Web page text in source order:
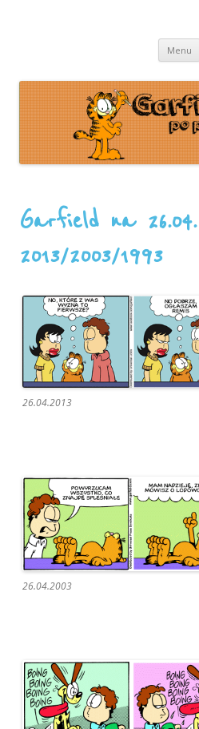
leniwy, głodny, psotny
Menu
Garfield na 26.04.
2013/2003/1993
26.04.2013
26.04.2003